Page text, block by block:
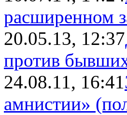
расширенном
20.05.13, 12:37
против
24.08.11, 16:41
амнистии»